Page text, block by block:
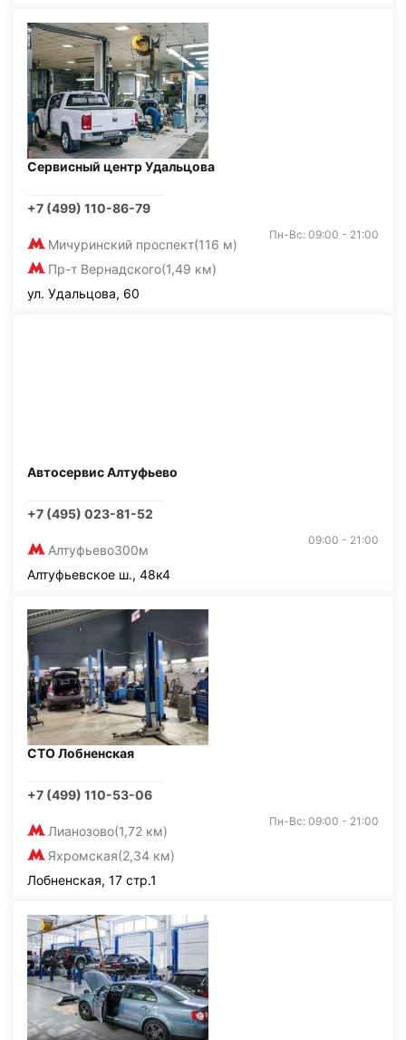
Сервисный центр Удальцова
+7 (499) 110-86-79
Мичуринский проспект(116 м)
Пр-т Вернадского(1,49 км)
Пн-Вс: 09:00 - 21:00
ул. Удальцова, 60
Автосервис Алтуфьево
+7 (495) 023-81-52
Алтуфьево300м
09:00 - 21:00
Алтуфьевское ш., 48к4
СТО Лобненская
+7 (499) 110-53-06
Лианозово(1,72 км)
Яхромская(2,34 км)
Пн-Вс: 09:00 - 21:00
Лобненская, 17 стр.1